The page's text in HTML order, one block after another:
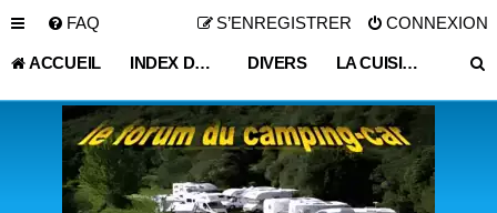
FAQ CONNEXION
S’ENREGISTRER
ACCUEIL INDEX DU FORUM DIVERS LA CUISINE EN CAMPING-CAR